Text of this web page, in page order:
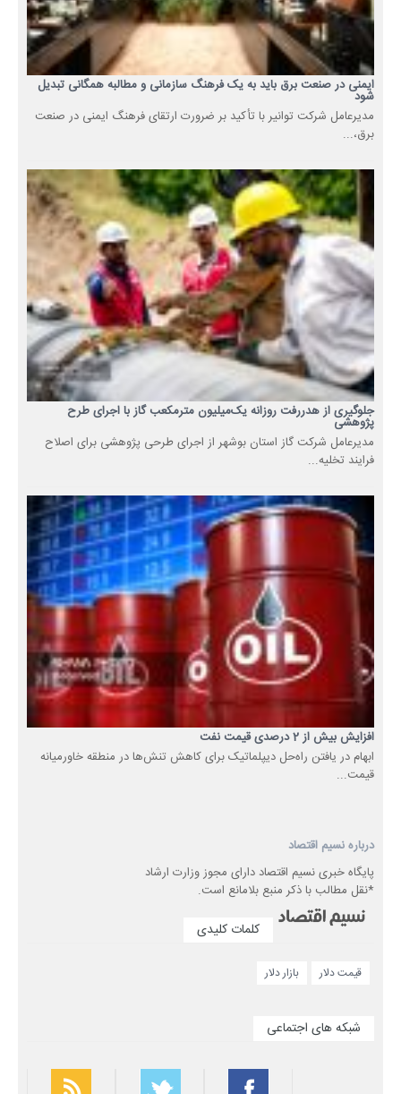
ایمنی در صنعت برق باید به یک فرهنگ سازمانی و مطالبه همگانی تبدیل
شود
مدیرعامل شرکت توانیر با تأکید بر ضرورت ارتقای فرهنگ ایمنی در صنعت
برق،...
جلوگیری از هدررفت روزانه یک‌میلیون مترمکعب گاز با اجرای طرح
پژوهشی
مدیرعامل شرکت گاز استان بوشهر از اجرای طرحی پژوهشی برای اصلاح
فرایند تخلیه...
افزایش بیش از 2 درصدی قیمت نفت
ابهام در یافتن راه‌حل‌ دیپلماتیک برای کاهش تنش‌ها در منطقه خاورمیانه
قیمت...
درباره نسیم اقتصاد
پایگاه خبری نسیم اقتصاد دارای مجوز وزارت ارشاد
*نقل مطالب با ذکر منبع بلامانع است.
کلمات کلیدی
قیمت دلار بازار دلار
شبکه های اجتماعی